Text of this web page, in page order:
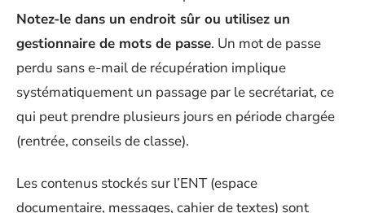
Notez-le dans un endroit sûr ou utilisez un
gestionnaire de mots de passe. Un mot de passe
perdu sans e-mail de récupération implique
systématiquement un passage par le secrétariat, ce
qui peut prendre plusieurs jours en période chargée
(rentrée, conseils de classe).
Les contenus stockés sur l’ENT (espace
documentaire, messages, cahier de textes) sont